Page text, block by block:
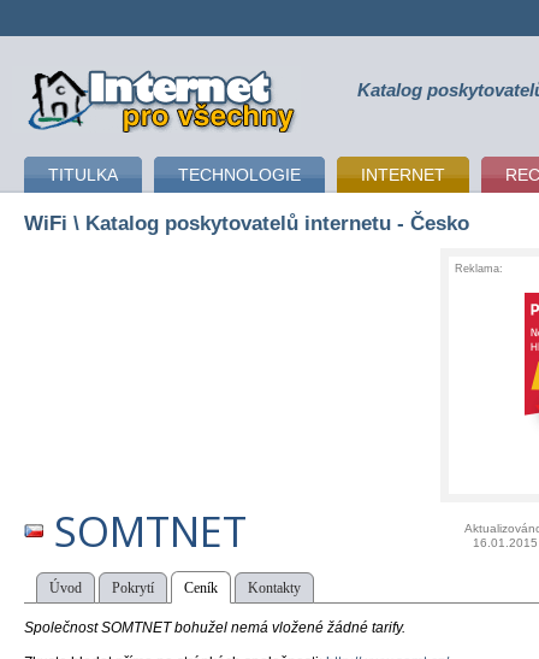
připojení k internetu Katalog
TITULKA TECHNOLOGIE INTERNET
WiFi \ Katalog poskytovatelů internetu - Česko
Reklama:
SOMTNET
16.01.2015
Úvod Pokrytí Ceník Kontakty
Společnost SOMTNET bohužel nemá vložené žádné tarify.